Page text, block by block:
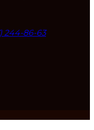
244-86-63